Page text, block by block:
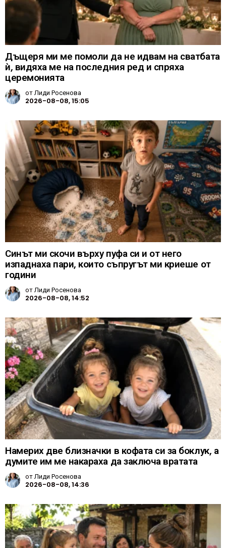
Дъщеря ми ме помоли да не идвам на сватбата
ѝ, видяха ме на последния ред и спряха
церемонията
отЛиди Росенова
2026-08-08, 15:05
Синът ми скочи върху пуфа си и от него
изпаднаха пари, които съпругът ми криеше от
години
отЛиди Росенова
2026-08-08, 14:52
Намерих две близначки в кофата си за боклук, а
думите им ме накараха да заключа вратата
отЛиди Росенова
2026-08-08, 14:36